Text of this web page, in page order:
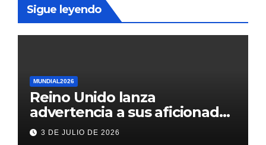
Sigue leyendo
MUNDIAL2026
Reino Unido lanza
advertencia a sus aficionados
antes del México vs
3 DE JULIO DE 2026